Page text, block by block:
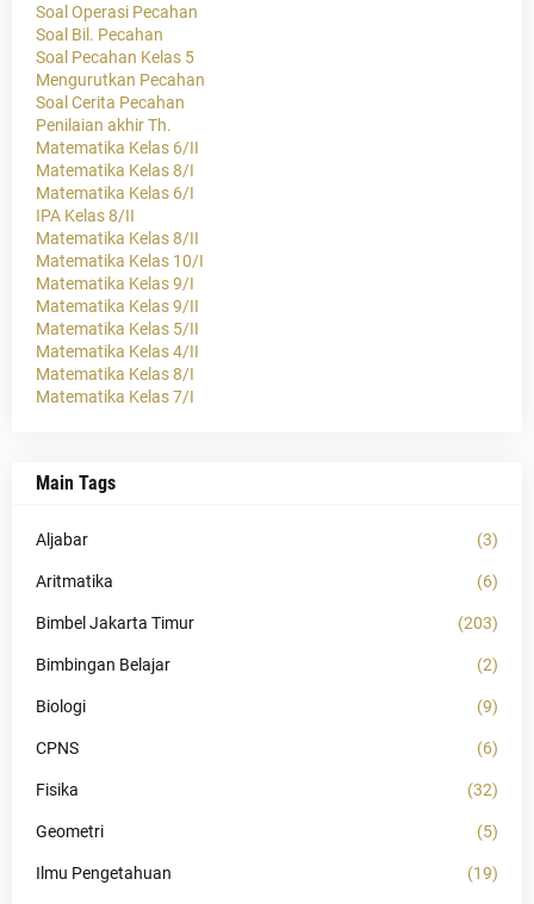
Soal Operasi Pecahan
Soal Bil. Pecahan
Soal Pecahan Kelas 5
Mengurutkan Pecahan
Soal Cerita Pecahan
Penilaian akhir Th.
Matematika Kelas 6/II
Matematika Kelas 8/I
Matematika Kelas 6/I
IPA Kelas 8/II
Matematika Kelas 8/II
Matematika Kelas 10/I
Matematika Kelas 9/I
Matematika Kelas 9/II
Matematika Kelas 5/II
Matematika Kelas 4/II
Matematika Kelas 8/I
Matematika Kelas 7/I
Main Tags
Aljabar (3)
Aritmatika (6)
Bimbel Jakarta Timur (203)
Bimbingan Belajar (2)
Biologi (9)
CPNS (6)
Fisika (32)
Geometri (5)
Ilmu Pengetahuan (19)